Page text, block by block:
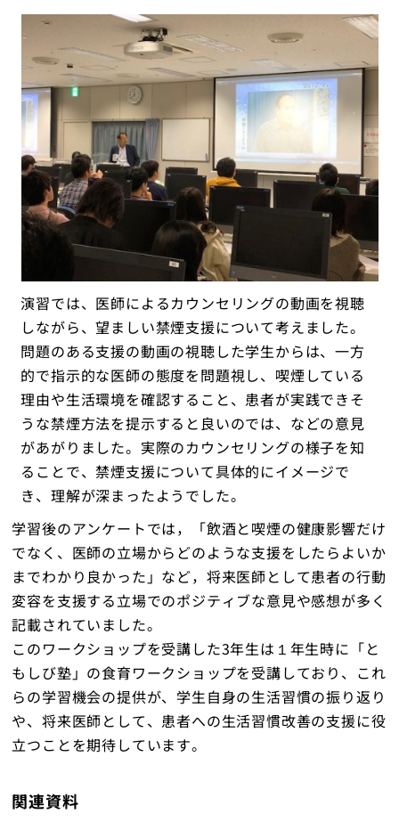
演習では、医師によるカウンセリングの動画を視聴
しながら、望ましい禁煙支援について考えました。
問題のある支援の動画の視聴した学生からは、一方
的で指示的な医師の態度を問題視し、喫煙している
理由や生活環境を確認すること、患者が実践できそ
うな禁煙方法を提示すると良いのでは、などの意見
があがりました。実際のカウンセリングの様子を知
ることで、禁煙支援について具体的にイメージで
き、理解が深まったようでした。
学習後のアンケートでは，「飲酒と喫煙の健康影響だけ
でなく、医師の立場からどのような支援をしたらよいか
までわかり良かった」など，将来医師として患者の行動
変容を支援する立場でのポジティブな意見や感想が多く
記載されていました。
このワークショップを受講した3年生は１年生時に「と
もしび塾」の食育ワークショップを受講しており、これ
らの学習機会の提供が、学生自身の生活習慣の振り返り
や、将来医師として、患者への生活習慣改善の支援に役
立つことを期待しています。
関連資料